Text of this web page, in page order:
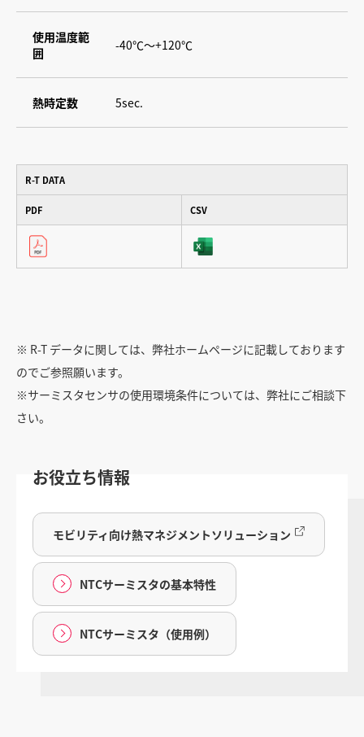
使用温度範
囲
-40℃～+120℃
熱時定数 5sec.
R-T DATA
PDF CSV
※ R-T データに関しては、弊社ホームページに記載しております
のでご参照願います。
※サーミスタセンサの使用環境条件については、弊社にご相談下
さい。
お役立ち情報
モビリティ向け熱マネジメントソリューション
NTCサーミスタの基本特性
NTCサーミスタ（使用例）